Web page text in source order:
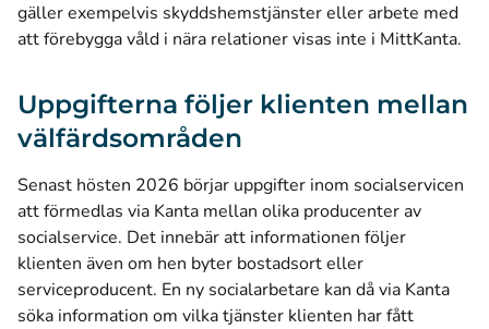
gäller exempelvis skyddshemstjänster eller arbete med
att förebygga våld i nära relationer visas inte i MittKanta.
Uppgifterna följer klienten mellan
välfärdsområden
Senast hösten 2026 börjar uppgifter inom socialservicen
att förmedlas via Kanta mellan olika producenter av
socialservice. Det innebär att informationen följer
klienten även om hen byter bostadsort eller
serviceproducent. En ny socialarbetare kan då via Kanta
söka information om vilka tjänster klienten har fått